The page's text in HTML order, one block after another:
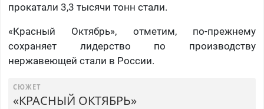
прокатали 3,3 тысячи тонн стали.
«Красный Октябрь», отметим, по-прежнему
сохраняет лидерство по производству
нержавеющей стали в России.
СЮЖЕТ
«КРАСНЫЙ ОКТЯБРЬ»